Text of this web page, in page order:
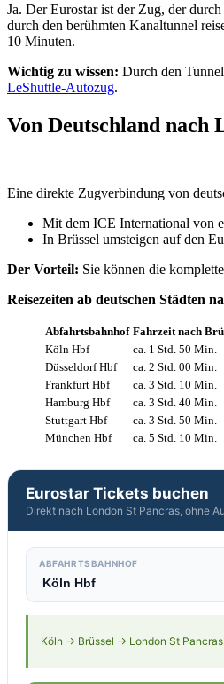
Ja. Der Eurostar ist der Zug, der
durch den berühmten Kanaltunnel
10 Minuten.
Wichtig zu wissen: Durch den
LeShuttle-Autozug.
Von Deutschland nach
Eine direkte Zugverbindung von
Mit dem ICE International von
In Brüssel umsteigen auf den
Der Vorteil: Sie können die
Reisezeiten ab deutschen Städten
Abfahrtsbahnhof Fahrzeit nach
Köln Hbf
ca. 1 Std. 50 Min.
Düsseldorf Hbf
ca. 2 Std. 00 Min.
Frankfurt Hbf
ca. 3 Std. 10 Min.
Hamburg Hbf
ca. 3 Std. 40 Min.
Stuttgart Hbf
ca. 3 Std. 50 Min.
München Hbf
ca. 5 Std. 10 Min.
Eurostar Tickets buchen
Direkt nach London St Pancras, ohne
ABFAHRTSBAHNHOF
Köln → Brüssel → London St Pancras